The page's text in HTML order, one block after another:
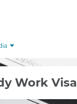
Work Visa